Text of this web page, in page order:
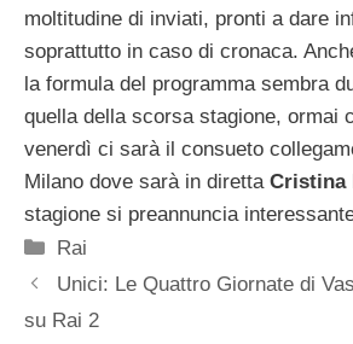
moltitudine di inviati, pronti a dare
soprattutto in caso di cronaca.
la formula del programma sembra
quella della scorsa stagione, ormai
venerdì ci sarà il consueto
Milano dove sarà in diretta Cristina
stagione si preannuncia
Categorie
Rai
Unici: Le Quattro Giornate di
su Rai 2